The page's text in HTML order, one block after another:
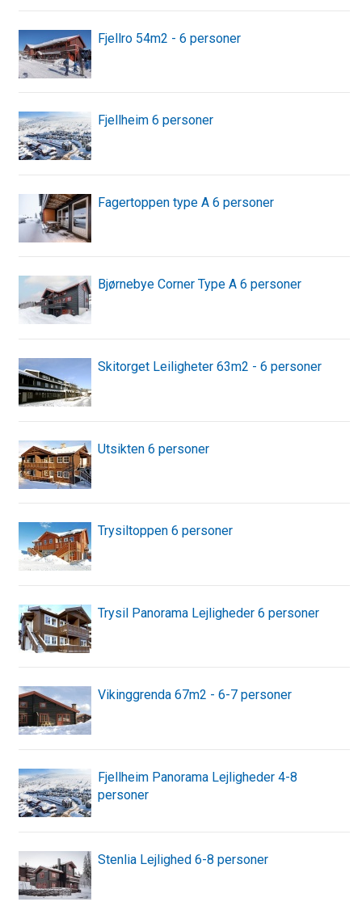
Fjellro 54m2 - 6 personer
Fjellheim 6 personer
Fagertoppen type A 6 personer
Bjørnebye Corner Type A 6 personer
Skitorget Leiligheter 63m2 - 6 personer
Utsikten 6 personer
Trysiltoppen 6 personer
Trysil Panorama Lejligheder 6 personer
Vikinggrenda 67m2 - 6-7 personer
Fjellheim Panorama Lejligheder 4-8
personer
Stenlia Lejlighed 6-8 personer